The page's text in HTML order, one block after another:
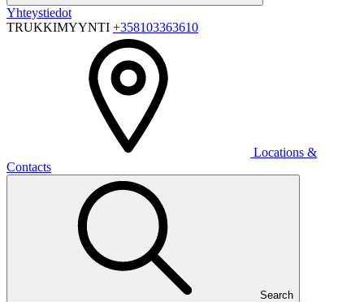
Yhteystiedot
TRUKKIMYYNTI +358103363610
Locations &
Contacts
Search